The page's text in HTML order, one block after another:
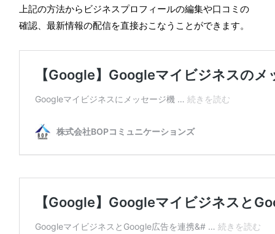
上記の方法からビジネスプロフィールの編集や口コミの
確認、最新情報の配信を直接おこなうことができます。